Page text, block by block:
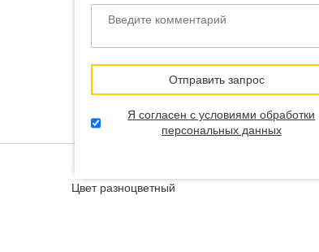
коробки
любую точку
цена
Цвет разноцветный
Отправить запрос
Я согласен с условиями обработки
персональных данных